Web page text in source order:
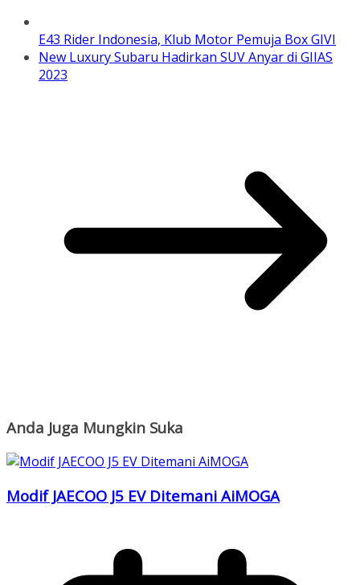
E43 Rider Indonesia, Klub Motor Pemuja Box GIVI
New Luxury Subaru Hadirkan SUV Anyar di GIIAS
2023
Anda Juga Mungkin Suka
Modif JAECOO J5 EV Ditemani AiMOGA